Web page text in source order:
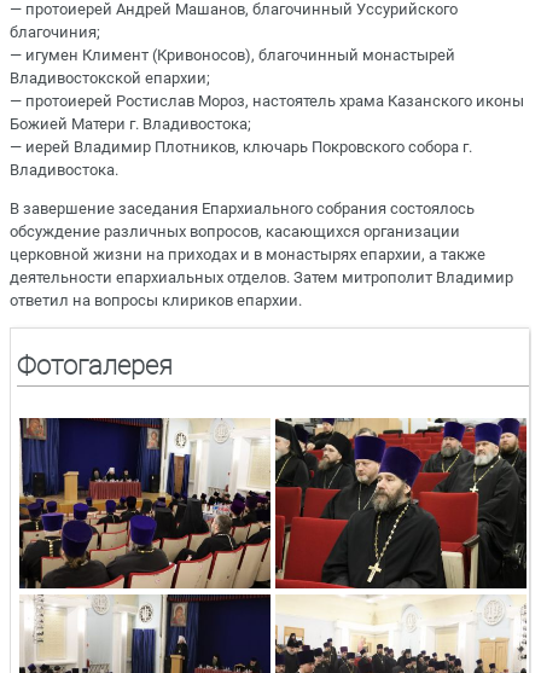
— протоиерей Андрей Машанов, благочинный Уссурийского
благочиния;
— игумен Климент (Кривоносов), благочинный монастырей
Владивостокской епархии;
— протоиерей Ростислав Мороз, настоятель храма Казанского иконы
Божией Матери г. Владивостока;
— иерей Владимир Плотников, ключарь Покровского собора г.
Владивостока.
В завершение заседания Епархиального собрания состоялось
обсуждение различных вопросов, касающихся организации
церковной жизни на приходах и в монастырях епархии, а также
деятельности епархиальных отделов. Затем митрополит Владимир
ответил на вопросы клириков епархии.
Фотогалерея